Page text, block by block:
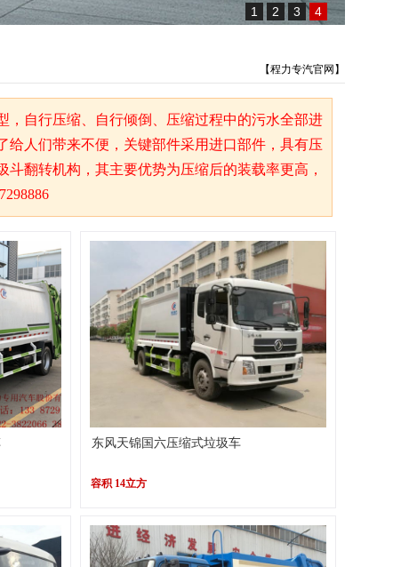
1 2 3 4
【程力专汽官网】
，自行压缩、自行倾倒、压缩过程中的污水全部进
给人们带来不便，关键部件采用进口部件，具有压
翻转机构，其主要优势为压缩后的装载率更高，
东风天锦国六压缩式垃圾车
容积 14立方